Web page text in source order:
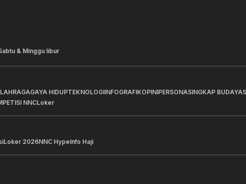
& Minggu libur
GAYA HIDUPTEKNOLOGIINFOGRAFIKOPINIPERSONASINGKAP BUDAYA
NNCLoker
Loker 2026NNC HypeInfo Haji